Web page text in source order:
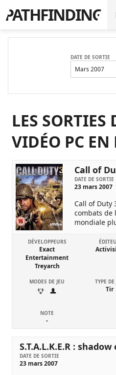
PATHFINDING
DATE DE SORTIE
Mars 2007
LES SORTIES
VIDÉO PC
Call of
DATE DE SORTIE
23 mars 2007
Call of Duty
combats de
mondiale
DÉVELOPPEURS
Exact
Entertainment
Treyarch
MODES DE JEU TYPE DE
Tir
NOTE
-
S.T.A.L.K.E.R :
DATE DE SORTIE
23 mars 2007